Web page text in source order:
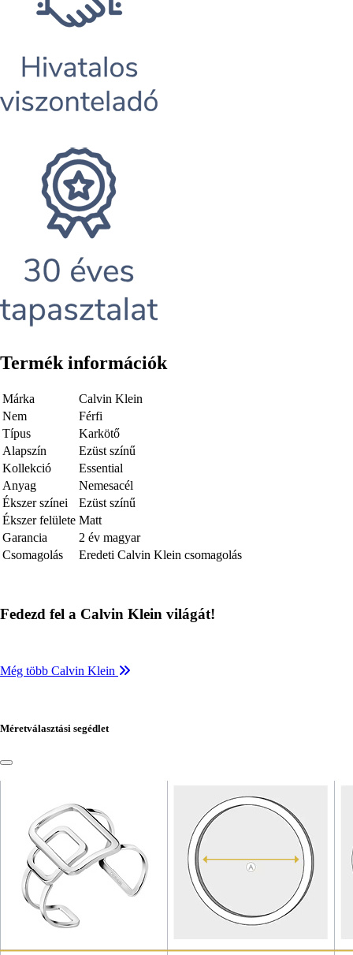
Termék információk
Márka
Calvin Klein
Nem
Férfi
Típus
Karkötő
Alapszín
Ezüst színű
Kollekció
Essential
Anyag
Nemesacél
Ékszer színei
Ezüst színű
Ékszer felülete Matt
Garancia
2 év magyar
Csomagolás
Eredeti Calvin Klein csomagolás
Fedezd fel a Calvin Klein világát!
Még több Calvin Klein
Méretválasztási segédlet